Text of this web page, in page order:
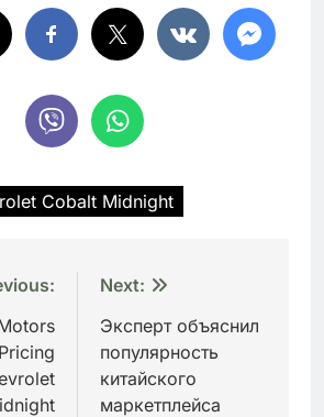
Cobalt Midnight
Next:
Эксперт объяснил
популярность
китайского
маркетплейса